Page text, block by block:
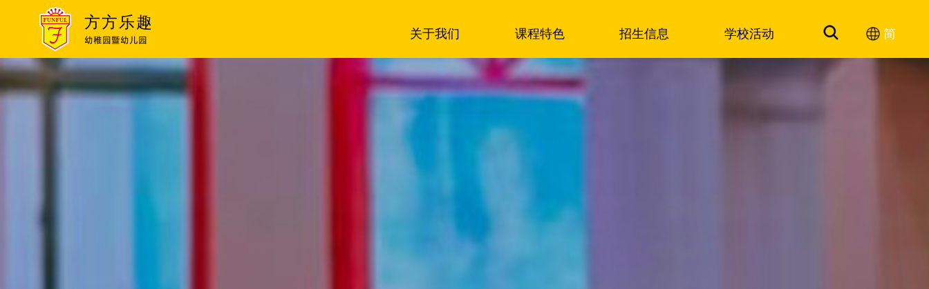
方方乐趣
幼稚园暨幼儿园 关于我们 课程特色 招生信息 学校活动 简